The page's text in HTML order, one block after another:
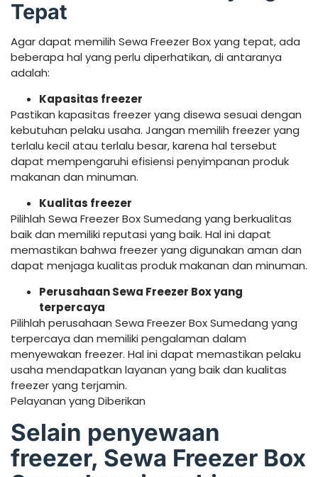
Tepat
Agar dapat memilih Sewa Freezer Box yang tepat, ada
beberapa hal yang perlu diperhatikan, di antaranya
adalah:
Kapasitas freezer
Pastikan kapasitas freezer yang disewa sesuai dengan
kebutuhan pelaku usaha. Jangan memilih freezer yang
terlalu kecil atau terlalu besar, karena hal tersebut
dapat mempengaruhi efisiensi penyimpanan produk
makanan dan minuman.
Kualitas freezer
Pilihlah Sewa Freezer Box Sumedang yang berkualitas
baik dan memiliki reputasi yang baik. Hal ini dapat
memastikan bahwa freezer yang digunakan aman dan
dapat menjaga kualitas produk makanan dan minuman.
Perusahaan Sewa Freezer Box yang
terpercaya
Pilihlah perusahaan Sewa Freezer Box Sumedang yang
terpercaya dan memiliki pengalaman dalam
menyewakan freezer. Hal ini dapat memastikan pelaku
usaha mendapatkan layanan yang baik dan kualitas
freezer yang terjamin.
Pelayanan yang Diberikan
Selain penyewaan
freezer, Sewa Freezer Box